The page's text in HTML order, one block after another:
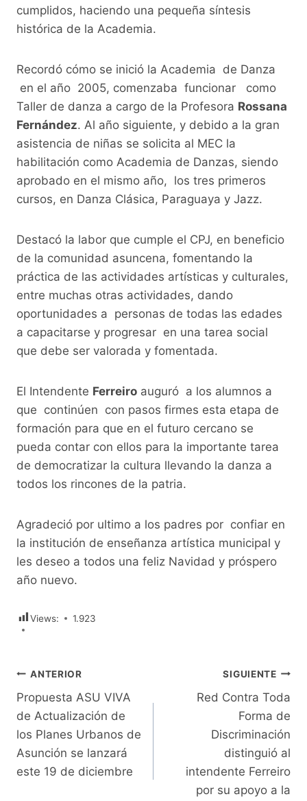
cumplidos, haciendo una pequeña síntesis
histórica de la Academia.
Recordó cómo se inició la Academia de Danza
en el año 2005, comenzaba funcionar como
Taller de danza a cargo de la Profesora Rossana
Fernández. Al año siguiente, y debido a la gran
asistencia de niñas se solicita al MEC la
habilitación como Academia de Danzas, siendo
aprobado en el mismo año, los tres primeros
cursos, en Danza Clásica, Paraguaya y Jazz.
Destacó la labor que cumple el CPJ, en beneficio
de la comunidad asuncena, fomentando la
práctica de las actividades artísticas y culturales,
entre muchas otras actividades, dando
oportunidades a personas de todas las edades
a capacitarse y progresar en una tarea social
que debe ser valorada y fomentada.
El Intendente Ferreiro auguró a los alumnos a
que continúen con pasos firmes esta etapa de
formación para que en el futuro cercano se
pueda contar con ellos para la importante tarea
de democratizar la cultura llevando la danza a
todos los rincones de la patria.
Agradeció por ultimo a los padres por confiar en
la institución de enseñanza artística municipal y
les deseo a todos una feliz Navidad y próspero
año nuevo.
Views: 1.923
Navegación
de
entradas
ANTERIOR
Propuesta ASU VIVA
de Actualización de
los Planes Urbanos de
Asunción se lanzará
este 19 de diciembre
SIGUIENTE
Red Contra Toda
Forma de
Discriminación
distinguió al
intendente Ferreiro
por su apoyo a la